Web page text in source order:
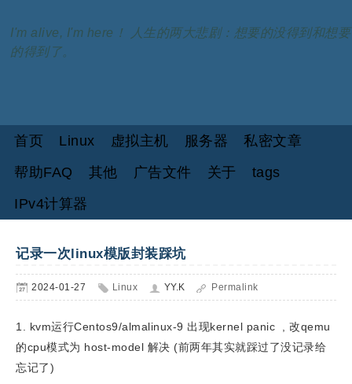
I'm alive, I'm here！ 人生的两大悲剧：想要的没得到和想要
的得到了。
首页 Linux 虚拟主机 服务器
私密文章
帮助FAQ
其他 广告文件 关于
tags
IPv4计算器
记录一次linux模版封装踩坑
2024-01-27 Linux YY.K Permalink
1. kvm运行Centos9/almalinux-9 出现kernel panic , 改qemu
的cpu模式为 host-model 解决 (前两年其实就踩过了没记录给
忘记了)